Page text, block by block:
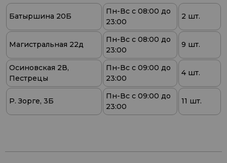
Батыршина 20Б
Пн-Вс с 08:00 до
23:00
2 шт.
Магистральная 22д
Пн-Вс с 08:00 до
23:00
9 шт.
Осиновская 2В,
Пестрецы
Пн-Вс с 09:00 до
23:00
4 шт.
Р. Зорге, 3Б
Пн-Вс с 09:00 до
23:00
11 шт.